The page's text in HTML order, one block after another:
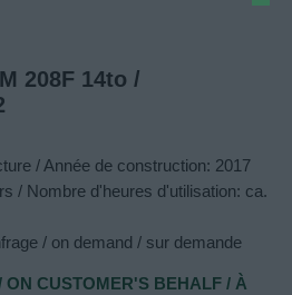
208F 14to /
/ Année de construction: 2017
/ Nombre d'heures d'utilisation: ca.
/ on demand / sur demande
CUSTOMER'S BEHALF / À